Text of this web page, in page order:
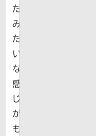
た！」
み
た
い
な
感
じ
が
も